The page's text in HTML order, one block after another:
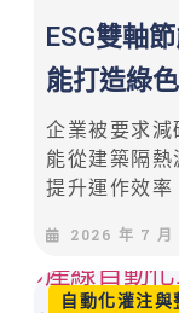
ESG雙軸
能打造綠
企業被要求
能從建築隔
提升運作效
2026 年 7 月
自動化灌注與